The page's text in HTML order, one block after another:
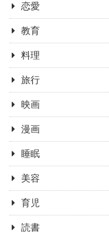
恋愛
教育
料理
旅行
映画
漫画
睡眠
美容
育児
読書